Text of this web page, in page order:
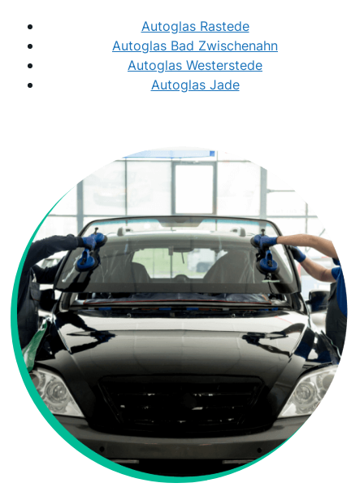
Autoglas Rastede
Autoglas Bad Zwischenahn
Autoglas Westerstede
Autoglas Jade